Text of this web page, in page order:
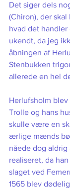
Det siger dels
(Chiron), der
hvad det
ukendt, da jeg
åbningen af
Stenbukken
allerede en hel
Herlufsholm
Trolle og hans
skulle være en
ærlige mænds
nåede dog aldrig
realiseret, da
slaget ved
1565 blev